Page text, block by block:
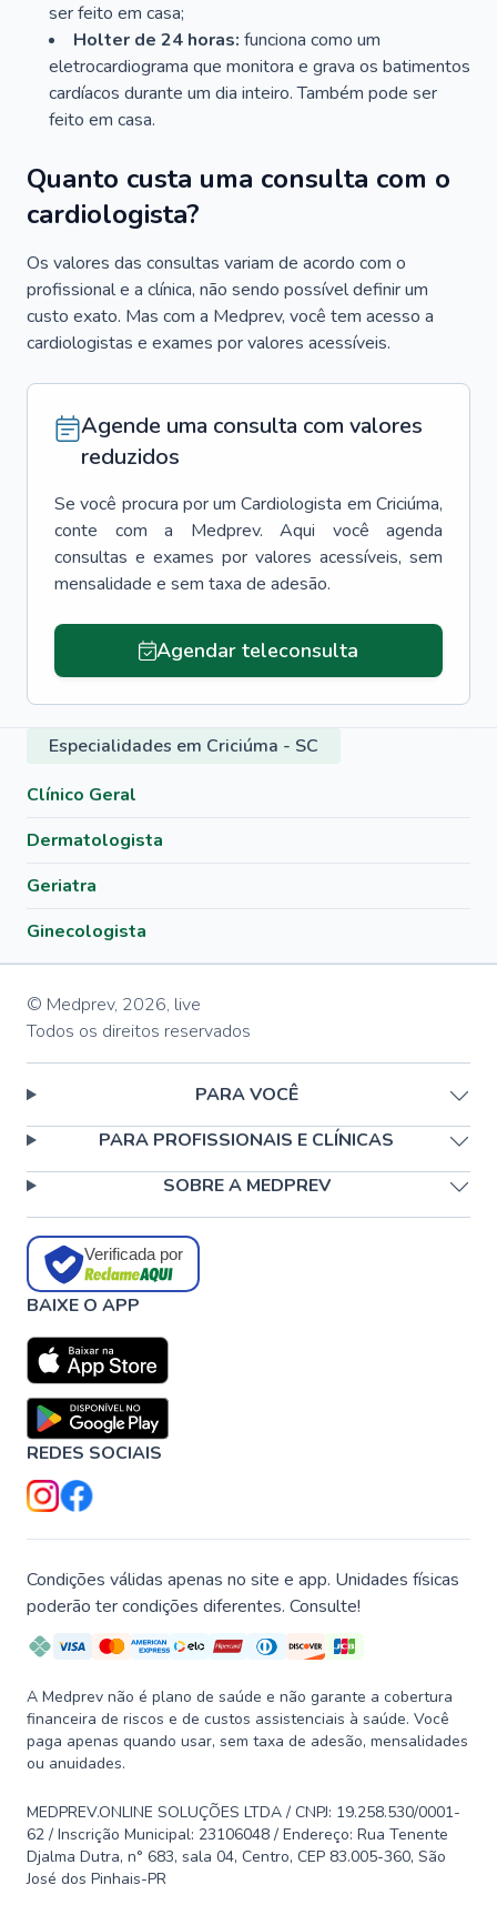
ser feito em casa;
Holter de 24 horas: funciona como um
eletrocardiograma que monitora e grava os batimentos
cardíacos durante um dia inteiro. Também pode ser
feito em casa.
Quanto custa uma consulta com o
cardiologista?
Os valores das consultas variam de acordo com o
profissional e a clínica, não sendo possível definir um
custo exato. Mas com a Medprev, você tem acesso a
cardiologistas e exames por valores acessíveis.
Agende uma consulta com valores
reduzidos
Se você procura por um Cardiologista em Criciúma,
conte com a Medprev. Aqui você agenda
consultas e exames por valores acessíveis, sem
mensalidade e sem taxa de adesão.
Agendar teleconsulta
Especialidades em Criciúma - SC
Clínico Geral
Dermatologista
Geriatra
Ginecologista
© Medprev, 2026, live
Todos os direitos reservados
PARA VOCÊ
PARA PROFISSIONAIS E CLÍNICAS
SOBRE A MEDPREV
Verificada por
BAIXE O APP
REDES SOCIAIS
Condições válidas apenas no site e app. Unidades físicas
poderão ter condições diferentes. Consulte!
A Medprev não é plano de saúde e não garante a cobertura
financeira de riscos e de custos assistenciais à saúde. Você
paga apenas quando usar, sem taxa de adesão, mensalidades
ou anuidades.
MEDPREV.ONLINE SOLUÇÕES LTDA / CNPJ: 19.258.530/0001-
62 / Inscrição Municipal: 23106048 / Endereço: Rua Tenente
Djalma Dutra, n° 683, sala 04, Centro, CEP 83.005-360, São
José dos Pinhais-PR